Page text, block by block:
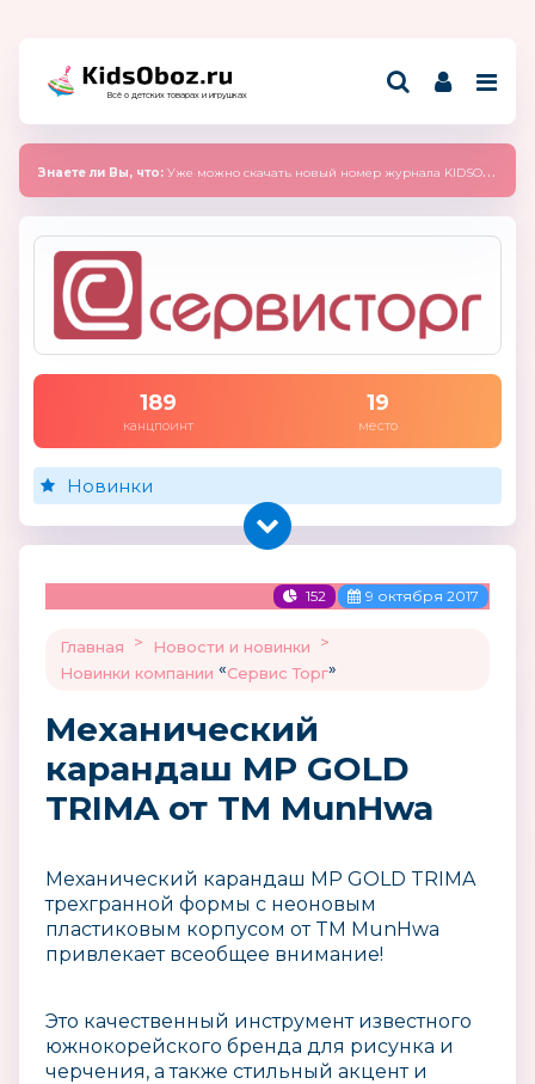
Всё о детских товарах и игрушках
Знаете ли Вы, что: Уже можно скачать новый номер журнала KIDSOBOZ 2025 (сентябрь)
189
канцпоинт
19
место
Новинки
152 9 октября 2017
Главная > Новости и новинки
>
Новинки компании «Сервис Торг»
Механический
карандаш MP GOLD
TRIMA от TM MunHwa
Механический карандаш MP GOLD TRIMA
трехгранной формы с неоновым
пластиковым корпусом от TM MunHwa
привлекает всеобщее внимание!
Это качественный инструмент известного
южнокорейского бренда для рисунка и
черчения, а также стильный акцент и